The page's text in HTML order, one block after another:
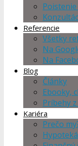
Referencie
Všetky
Na
Na
Blog
Články
Ebooky,
Príbehy
Kariéra
Prečo